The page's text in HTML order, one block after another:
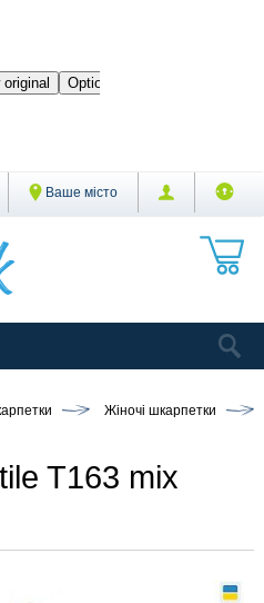
Ваше місто
Жіночі шкарпетки
T163 mix